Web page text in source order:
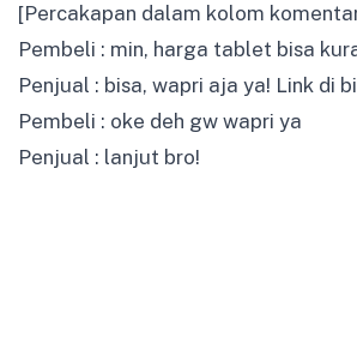
[Percakapan dalam kolom
Pembeli : min, harga tablet bisa
Penjual : bisa, wapri aja ya! Link di
Pembeli : oke deh gw wapri ya
Penjual : lanjut bro!